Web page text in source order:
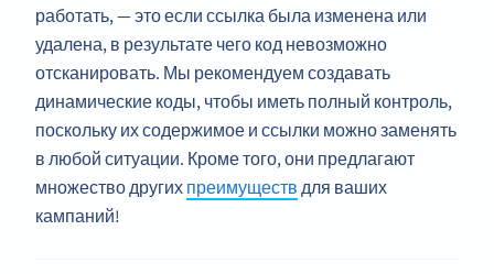
работать, — это если ссылка была изменена или
удалена, в результате чего код невозможно
отсканировать. Мы рекомендуем создавать
динамические коды, чтобы иметь полный контроль,
поскольку их содержимое и ссылки можно заменять
в любой ситуации. Кроме того, они предлагают
множество других преимуществ для ваших
кампаний!